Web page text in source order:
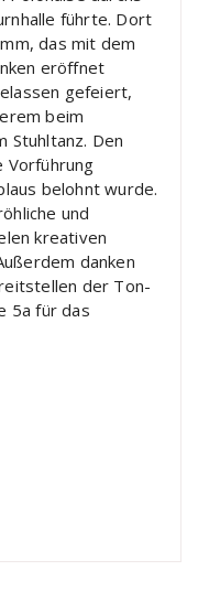
führte. Dort
das mit dem
eröffnet
gefeiert,
beim
Stuhltanz. Den
Vorführung
belohnt wurde.
und
kreativen
danken
der Ton-
5a für das